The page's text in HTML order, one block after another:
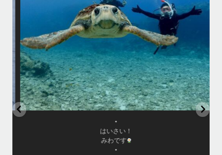
•
ウチザンでロウニンアジも見れて、砂地では小さいエビやサンゴにびっ
しりなデバスズメダイなど冬らしい景色も楽しめました
•...
11月 25
はいさい！
みわです